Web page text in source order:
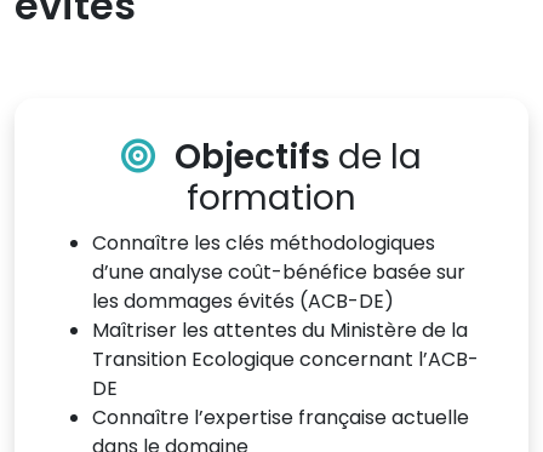
Objectifs de la
formation
Connaître les clés méthodologiques
d’une analyse coût-bénéfice basée sur
les dommages évités (ACB-DE)
Maîtriser les attentes du Ministère de la
Transition Ecologique concernant l’ACB-
DE
Connaître l’expertise française actuelle